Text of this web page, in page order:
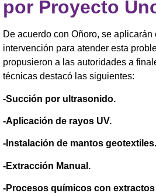
por Proyecto
De acuerdo con Oñoro, se
intervención para atender esta
propusieron a las autoridades a
técnicas destacó las siguientes:
-Succión por ultrasonido.
-Aplicación de rayos UV.
-Instalación de mantos geotextiles.
-Extracción Manual.
-Procesos químicos con extractos